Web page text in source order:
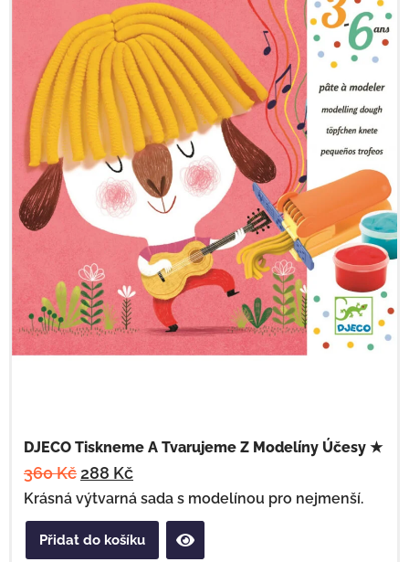
DJECO Tiskneme A Tvarujeme Z Modelíny Účesy ★
360Kč288 Kč
Krásná výtvarná sada s modelínou pro nejmenší.
Přidat do košíku